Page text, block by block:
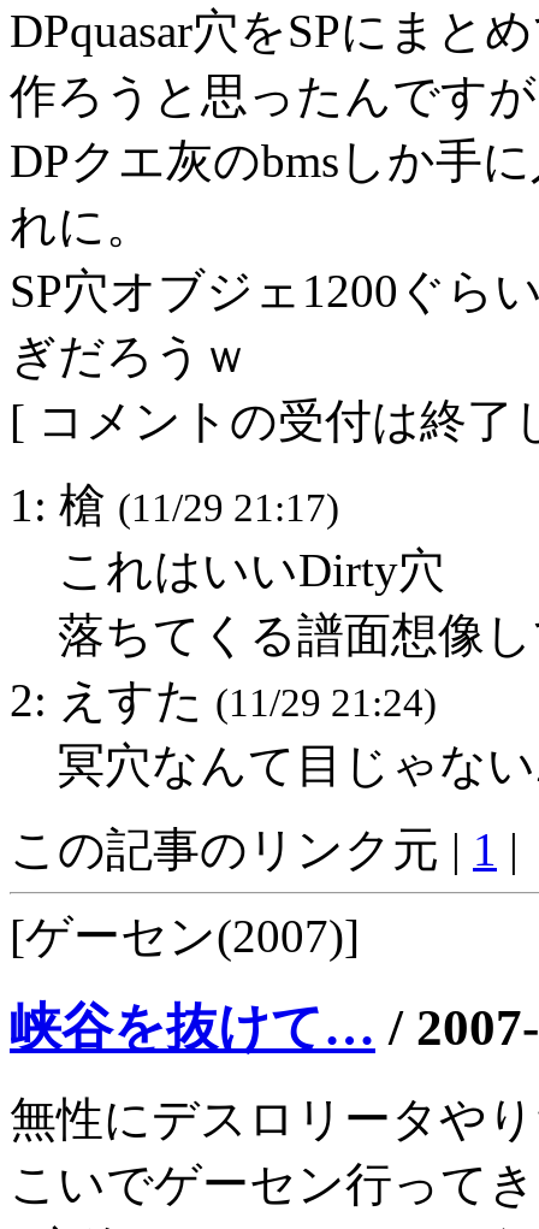
DPquasar穴をSPにまと
作ろうと思ったんですが
DPクエ灰のbmsしか手
れに。
SP穴オブジェ1200ぐら
ぎだろうｗ
[ コメントの受付は終了
1: 槍 (11/29 21:17)
これはいいDirty穴
落ちてくる譜面想像
2: えすた (11/29 21:24)
冥穴なんて目じゃな
この記事のリンク元 | 1 |
[ゲーセン(2007)]
峡谷を抜けて… /
無性にデスロリータや
こいでゲーセン行って